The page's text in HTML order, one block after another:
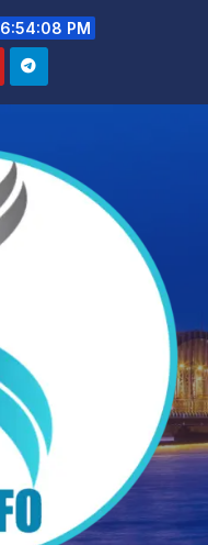
6:54:09 PM